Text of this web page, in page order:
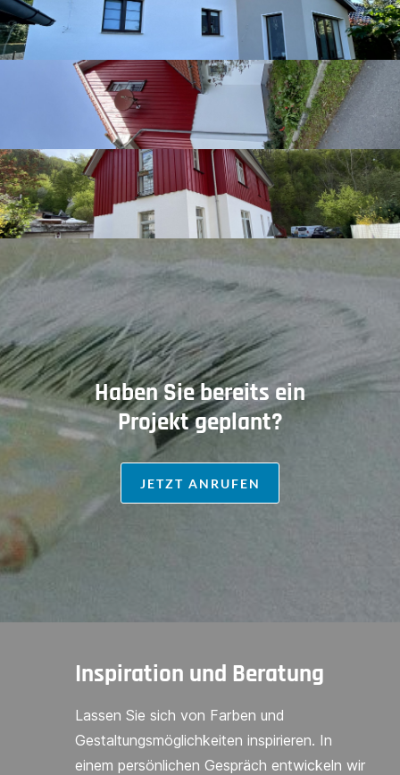
Haben Sie bereits ein
Projekt geplant?
JETZT ANRUFEN
Inspiration und Beratung
Lassen Sie sich von Farben und
Gestaltungsmöglichkeiten inspirieren. In
einem persönlichen Gespräch entwickeln wir